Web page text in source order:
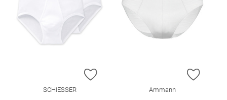
ZUR WUNSCHLISTE HINZUFÜGEN
SCHIESSER
ZUR
Ammann